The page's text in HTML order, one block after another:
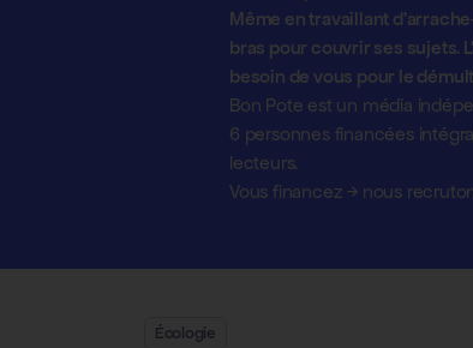
Même en travaillant
bras pour couvrir ses sujets.
besoin de vous pour le
Bon Pote est un média
6 personnes financées
lecteurs.
Vous financez→nous
Écologie